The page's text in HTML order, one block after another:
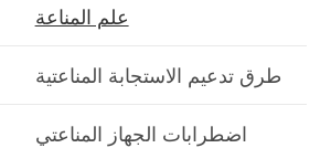
علم المناعة
طرق تدعيم الاستجابة المناعتية
اضطرابات الجهاز المناعتي